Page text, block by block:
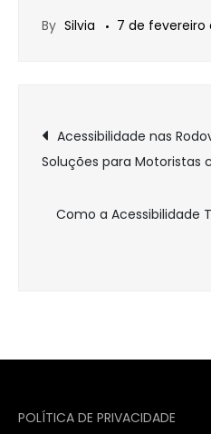
By Silvia 7 de fevereiro
de
Post
Acessibilidade nas
Soluções para Motoristas
Como a Acessibilidade
POLÍTICA DE PRIVACIDADE